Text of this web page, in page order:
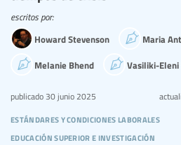
estándares y condiciones laborales
educación superior e investigación
publicado 30 junio 2025
escritos por:
Howard Stevenson
Maria
Melanie Bhend Vasiliki-